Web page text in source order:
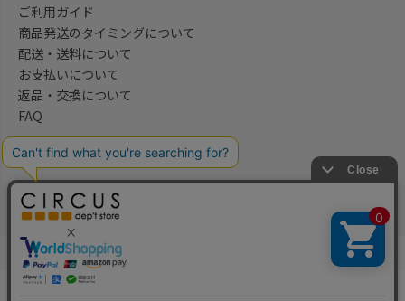
会社概要/お問合せ先
ご利用ガイド
商品発送のタイミングについて
配送・送料について
お支払いについて
返品・交換について
FAQ
法律に基づく表示 プライバシーポリシー
©2004-2026 子供服・キッズ服の通販Circus All Rights reserved.